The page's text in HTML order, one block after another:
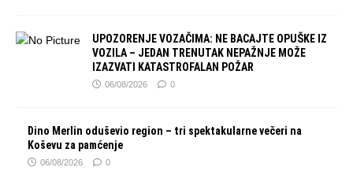
UPOZORENJE VOZAČIMA: NE BACAJTE OPUŠKE IZ
VOZILA – JEDAN TRENUTAK NEPAŽNJE MOŽE
IZAZVATI KATASTROFALAN POŽAR
06/08/2026 0
Dino Merlin oduševio region – tri spektakularne večeri na
Koševu za pamćenje
06/08/2026 0